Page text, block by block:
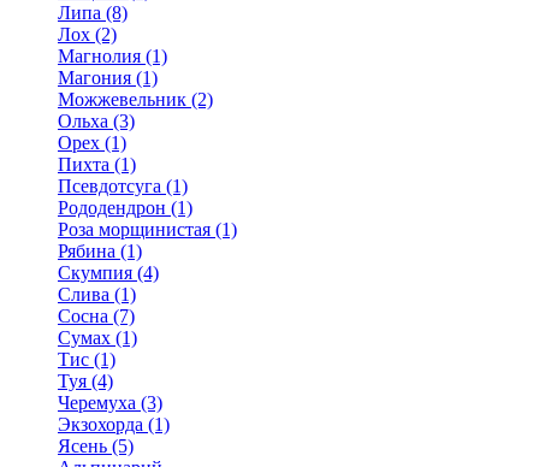
Липа (8)
Лох (2)
Магнолия (1)
Магония (1)
Можжевельник (2)
Ольха (3)
Орех (1)
Пихта (1)
Псевдотсуга (1)
Рододендрон (1)
Роза морщинистая (1)
Рябина (1)
Скумпия (4)
Слива (1)
Сосна (7)
Сумах (1)
Тис (1)
Туя (4)
Черемуха (3)
Экзохорда (1)
Ясень (5)